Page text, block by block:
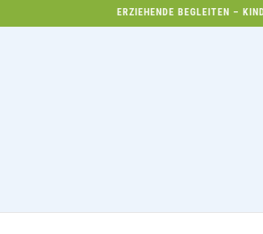
ERZIEHENDE BEGLEITEN –